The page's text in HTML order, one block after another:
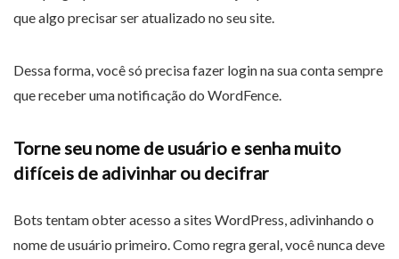
que algo precisar ser atualizado no seu site.
Dessa forma, você só precisa fazer login na sua conta sempre
que receber uma notificação do WordFence.
Torne seu nome de usuário e senha muito
difíceis de adivinhar ou decifrar
Bots tentam obter acesso a sites WordPress, adivinhando o
nome de usuário primeiro. Como regra geral, você nunca deve